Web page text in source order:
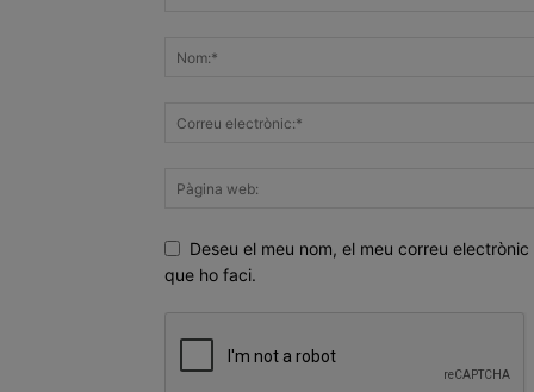
Deseu el meu nom, el meu correu
que ho faci.